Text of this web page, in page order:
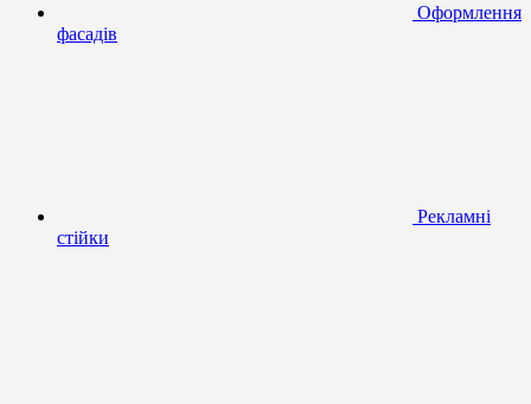
Оформлення
фасадів
Рекламні
стійки